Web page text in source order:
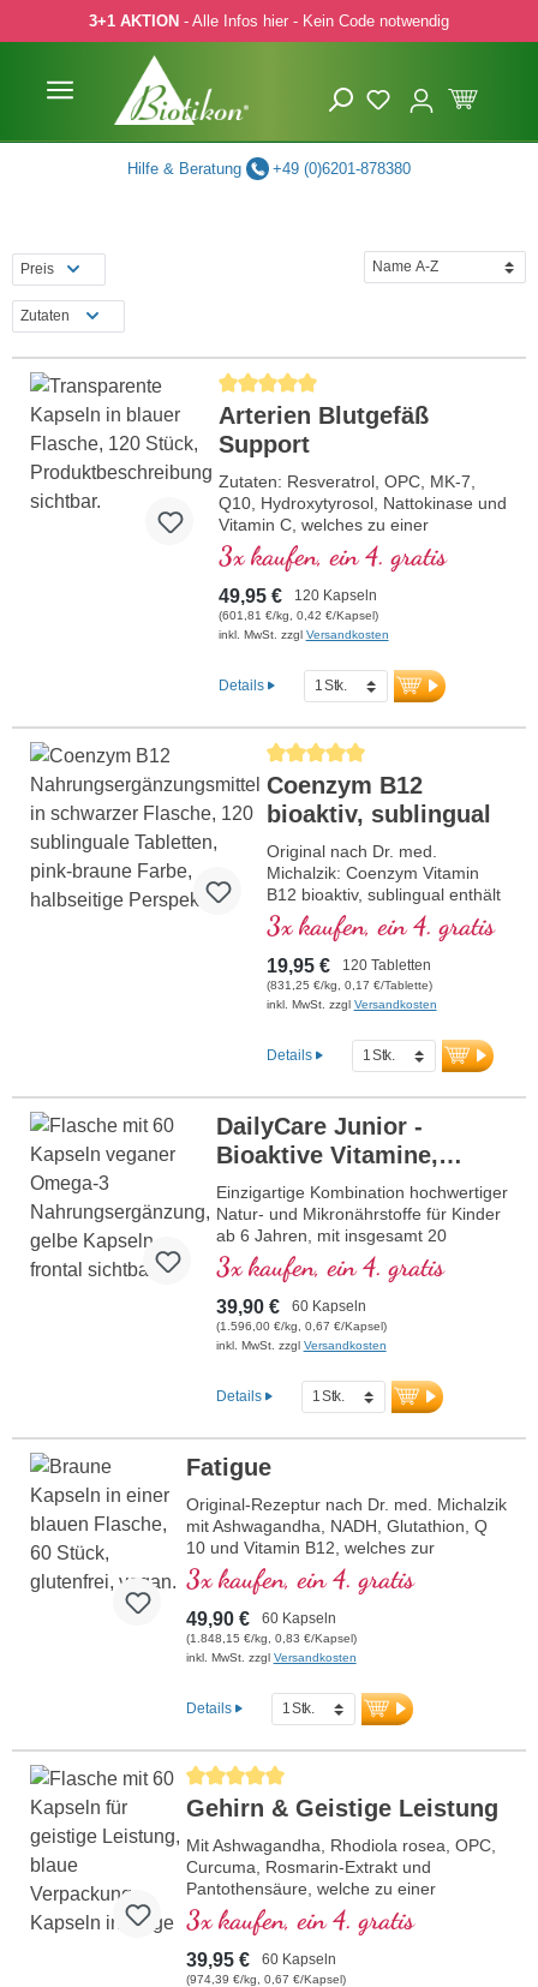
Hauptinhalt springen
Zur Suche springen
Zur Hauptnavigation springen
3+1 AKTION - Alle Infos hier - Kein Code notwendig
Hilfe & Beratung +49 (0)6201-878380
Preis
Zutaten
Durchschnittliche Bewertung von 5 von 5
Arterien Blutgefäß
Support
Zutaten: Resveratrol, OPC, MK-7,
Q10, Hydroxytyrosol, Nattokinase und
Vitamin C, welches zu einer
normalen Kollagenbildung für eine
normale Funktion der Blutgefäße
beiträgt. Die B-Vitamine liegen in
bioaktiver Form vor.
3x kaufen, ein 4. gratis
49,95 € 120 Kapseln
(601,81 €/kg, 0,42 €/Kapsel)
inkl. MwSt. zzgl Versandkosten
Details
Durchschnittliche Bewertung von 5
Coenzym B12
bioaktiv, sublingual
Original nach Dr. med.
Michalzik: Coenzym Vitamin
B12 bioaktiv, sublingual enthält
125 µg bioaktives Vitamin B12
pro Tagesdosis (1 Pressling).
Dieses hochwertige
Nahrungsergänzungsmittel ist
frei von Zusatzstoffen und wird
Versiegelung ist aluminiumfrei.
mehr Informationen zu
3x kaufen, ein 4. gratis
19,95 € 120 Tabletten
(831,25 €/kg, 0,17 €/Tablette)
inkl. MwSt. zzgl Versandkosten
Details
DailyCare Junior -
Bioaktive Vitamine,
veganes Omega-3 +
Spurenelemente und
hochwertige
Pflanzenstoffe
Einzigartige Kombination hochwertiger
Natur- und Mikronährstoffe für Kinder
ab 6 Jahren, mit insgesamt 20
wichtigen Nährstoffen für Ihr Kind.
3x kaufen, ein 4. gratis
39,90 € 60 Kapseln
(1.596,00 €/kg, 0,67 €/Kapsel)
inkl. MwSt. zzgl Versandkosten
Details
Fatigue
Original-Rezeptur nach Dr. med. Michalzik
mit Ashwagandha, NADH, Glutathion, Q
10 und Vitamin B12, welches zur
Verringerung von Müdigkeit und
Ermüdung beiträgt. 20 Jahre
Produktionserfahrung in Deutschland und
40-jährige Vitalstofferfahrung. Vegane
Kapselhüllen frei von Carrageen und PEG
Sicherheit. Verwendung von hochwertigen
Premiumextrakten.
3x kaufen, ein 4. gratis
49,90 € 60 Kapseln
(1.848,15 €/kg, 0,83 €/Kapsel)
inkl. MwSt. zzgl Versandkosten
Details
Durchschnittliche Bewertung von 5 von 5 Sternen
Gehirn & Geistige Leistung
Mit Ashwagandha, Rhodiola rosea, OPC,
Curcuma, Rosmarin-Extrakt und
Pantothensäure, welche zu einer
normalen geistigen Leistungsfähigkeit
beiträgt und an der Synthese und dem
Stoffwechsel einiger Neurotransmitter
beteiligt ist. B-Vitamine bioaktiv!
3x kaufen, ein 4. gratis
39,95 € 60 Kapseln
(974,39 €/kg, 0,67 €/Kapsel)